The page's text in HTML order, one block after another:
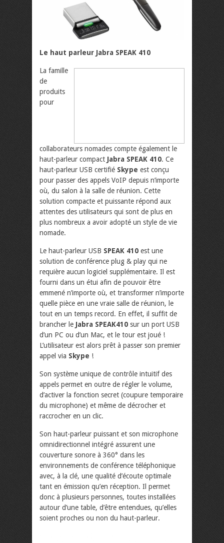
Le haut parleur Jabra SPEAK 410
La famille
de
produits
pour
collaborateurs nomades compte également le
haut-parleur compact Jabra SPEAK 410. Ce
haut-parleur USB certifié Skype est conçu
pour passer des appels VoIP depuis n’importe
où, du salon à la salle de réunion. Cette
solution compacte et puissante répond aux
attentes des utilisateurs qui sont de plus en
plus nombreux a avoir adopté un style de vie
nomade.
Le haut-parleur USB SPEAK 410 est une
solution de conférence plug & play qui ne
requière aucun logiciel supplémentaire. Il est
fourni dans un étui afin de pouvoir être
emmené n’importe où, et transformer n’importe
quelle pièce en une vraie salle de réunion, le
tout en un temps record. En effet, il suffit de
brancher le Jabra SPEAK410 sur un port USB
d’un PC ou d’un Mac, et le tour est joué !
L’utilisateur est alors prêt à passer son premier
appel via Skype !
Son système unique de contrôle intuitif des
appels permet en outre de régler le volume,
d’activer la fonction secret (coupure temporaire
du microphone) et même de décrocher et
raccrocher en un clic.
Son haut-parleur puissant et son microphone
omnidirectionnel intégré assurent une
couverture sonore à 360° dans les
environnements de conférence téléphonique
avec, à la clé, une qualité d’écoute optimale
tant en émission qu’en réception. Il permet
donc à plusieurs personnes, toutes installées
autour d’une table, d’être entendues, qu’elles
soient proches ou non du haut-parleur.